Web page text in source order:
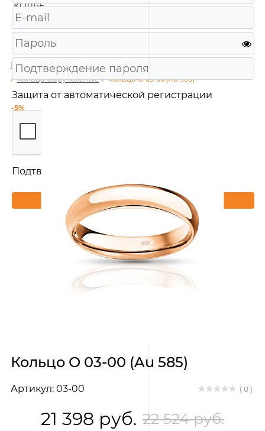
КОЛЬЕ
ЦЕПИ
КОМИССИЯ
Главная / Каталог / Ювелирные изделия
/ Кольца-Обручальные / Кольцо О 03-00 (Au 585)
-5%
Кольцо О 03-00 (Au 585)
Артикул: 03-00 ( 0 )
21 398 руб. 22 524 руб.
Защита от автоматической регистрации
Подтвердите, что Вы не робот:
Зарегистрироваться